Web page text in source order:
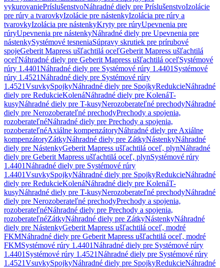
vykurovaniePríslušenstvoNáhradné diely pre PríslušenstvoIzolácie
pre rúry a tvarovkyIzolácie pre nástenkyIzolácia pre rúry a
tvarovkyIzolácia pre nástenkyKryty pre rúryUpevnenia pre
rúryUpevnenia pre nástenkyNáhradné diely pre Upevnenia pre
nástenkySystémové tesneniaSúpravy skrutiek pre prírubové
spojeGeberit Mapress ušľachtilá oceľGeberit Mapress ušľachtilá
oceľNáhradné diely pre Geberit Mapress ušľachtilá oceľSystémové
rúry 1.4401Náhradné diely pre Systémové rúry 1.4401 Systémové
rúry 1.4521Náhradné diely pre Systémové rúry
1.4521VsuvkySpojkyNáhradné diely pre SpojkyRedukcieNáhradné
diely pre RedukcieKolenáNáhradné diely pre KolenáT-
kusyNáhradné diely pre T-kusyNerozoberateľné prechodyNáhradné
diely pre Nerozoberateľné prechodyPrechody a spojenia,
rozoberateľnéNáhradné diely pre Prechody a spojenia,
rozoberateľnéAxiálne kompenzátoryNáhradné diely pre Axiálne
kompenzátoryZátkyNáhradné diely pre ZátkyNástenkyNáhradné
diely pre NástenkyGeberit Mapress ušľachtilá oceľ, plynNáhradné
diely pre Geberit Mapress ušľachtilá oceľ, plynSystémové rúry
1.4401Náhradné diely pre Systémové rúry
1.4401VsuvkySpojkyNáhradné diely pre SpojkyRedukcieNáhradné
diely pre RedukcieKolenáNáhradné diely pre KolenáT-
kusyNáhradné diely pre T-kusyNerozoberateľné prechodyNáhradné
diely pre Nerozoberateľné prechodyPrechody a spojenia,
rozoberateľnéNáhradné diely pre Prechody a spojenia,
rozoberateľnéZátkyNáhradné diely pre ZátkyNástenkyNáhradné
diely pre NástenkyGeberit Mapress ušľachtilá oceľ, modré
FKMNáhradné diely pre Geberit Mapress ušľachtilá oceľ, modré
FKMSystémové rúry 1.4401Náhradné diely pre Systémové rúry
1.4401 Systémové rúry 1.4521Náhradné diely pre Systémové rúry
1.4521VsuvkySpojkyNáhradné diely pre SpojkyRedukcieNáhradné